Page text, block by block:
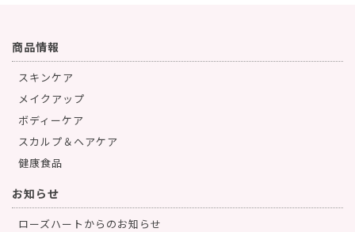
商品情報
スキンケア
メイクアップ
ボディーケア
スカルプ＆ヘアケア
健康食品
お知らせ
ローズハートからのお知らせ